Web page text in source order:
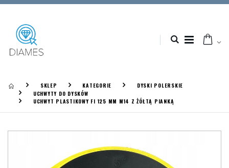
SKLEP KATEGORIE
DYSKI POLERSKIE
UCHWYTY DO DYSKÓW
UCHWYT PLASTIKOWY FI 125 MM M14 Z ŻÓŁTĄ PIANKĄ